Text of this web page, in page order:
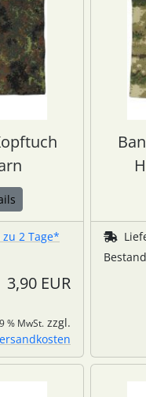
zu 2 Tage*
3,90 EUR
% MwSt. zzgl.